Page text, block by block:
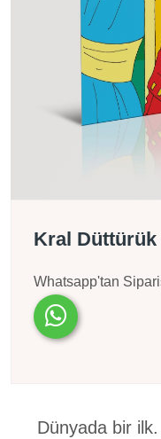
Kral
Whatsapp'tan
Dünyada bir ilk.